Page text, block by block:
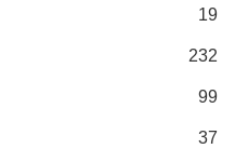
19
232
99
37